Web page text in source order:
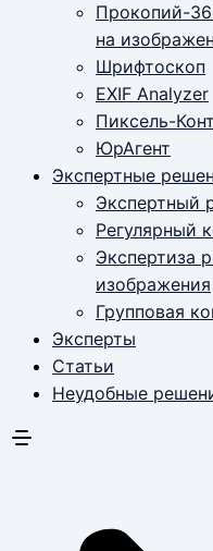
Прокопий-
на
Шрифтоскоп
EXIF Analyzer
Пиксель-
ЮрАгент
Экспертные
Экспертный
Регулярный
Экспертиза
изображения
Групповая
Эксперты
Статьи
Неудобные